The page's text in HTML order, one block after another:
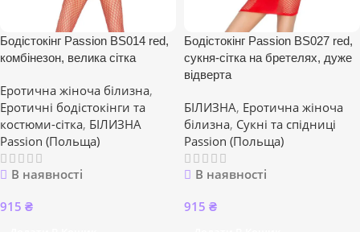
Бодістокінг Passion BS014 red,
комбінезон, велика сітка
Еротична жіноча білизна,
Еротичні бодістокінги та
костюми-сітка, БІЛИЗНА
Passion (Польща)
В наявності
915 ₴
Бодістокінг Passion BS027 red,
сукня-сітка на бретелях, дуже
відверта
БІЛИЗНА, Еротична жіноча
білизна, Сукні та спідниці
Passion (Польща)
В наявності
915 ₴